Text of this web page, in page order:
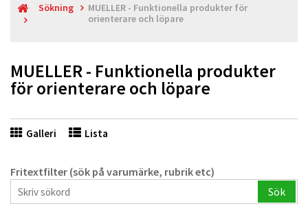
Sökning
MUELLER - Funktionella produkter för
orienterare och löpare
MUELLER - Funktionella produkter
för orienterare och löpare
Galleri Lista
Fritextfilter (sök på varumärke, rubrik etc)
Sök